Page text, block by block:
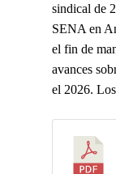
sindical de
SENA en
el fin de
avances
el 2026.